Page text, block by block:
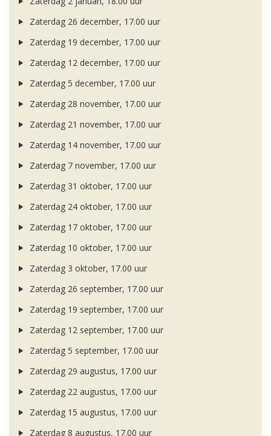
Zaterdag 26 december, 17.00 uur
Zaterdag 19 december, 17.00 uur
Zaterdag 12 december, 17.00 uur
Zaterdag 5 december, 17.00 uur
Zaterdag 28 november, 17.00 uur
Zaterdag 21 november, 17.00 uur
Zaterdag 14 november, 17.00 uur
Zaterdag 7 november, 17.00 uur
Zaterdag 31 oktober, 17.00 uur
Zaterdag 24 oktober, 17.00 uur
Zaterdag 17 oktober, 17.00 uur
Zaterdag 10 oktober, 17.00 uur
Zaterdag 3 oktober, 17.00 uur
Zaterdag 26 september, 17.00 uur
Zaterdag 19 september, 17.00 uur
Zaterdag 12 september, 17.00 uur
Zaterdag 5 september, 17.00 uur
Zaterdag 29 augustus, 17.00 uur
Zaterdag 22 augustus, 17.00 uur
Zaterdag 15 augustus, 17.00 uur
Zaterdag 8 augustus, 17.00 uur